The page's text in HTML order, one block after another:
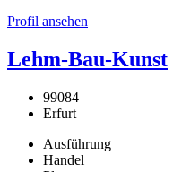
Profil ansehen
Lehm-Bau-Kunst
99084
Erfurt
Ausführung
Handel